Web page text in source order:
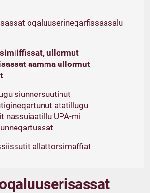
oqaluuserineqarfissaasalu
ullormut
aamma ullormut
siunnersuutinut
atatillugu
nassuiaatillu UPA-mi
allattorsimaffiat